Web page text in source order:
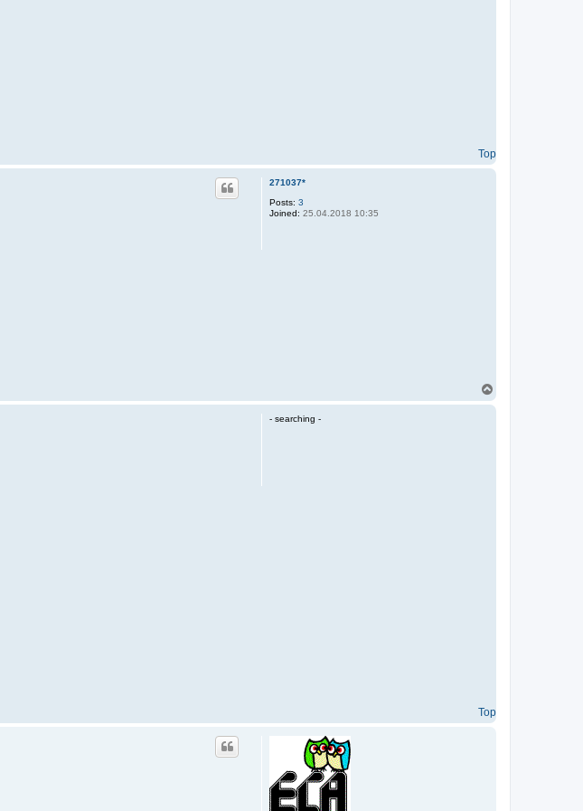
Top
271037*
Posts: 3
Joined: 25.04.2018 10:35
- searching -
Top